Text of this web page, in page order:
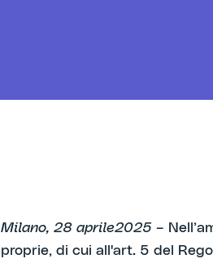
Milano, 28 aprile2025 –
proprie, di cui all'art. 5 del